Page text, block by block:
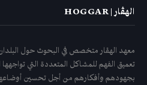
الهڤار | HOGGAR
معهد الهقار متخصص في البحوث حول البلدان
تعميق الفهم للمشاكل المتعددة التي
بجهودهم وأفكارهم من أجل تحسين